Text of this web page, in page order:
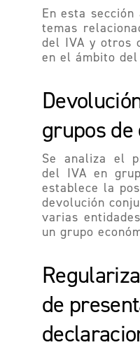
En esta
temas
del IVA y otros
en el ámbito del
grupos de
Se analiza el
del IVA en
establece la
devolución
varias
un grupo
de